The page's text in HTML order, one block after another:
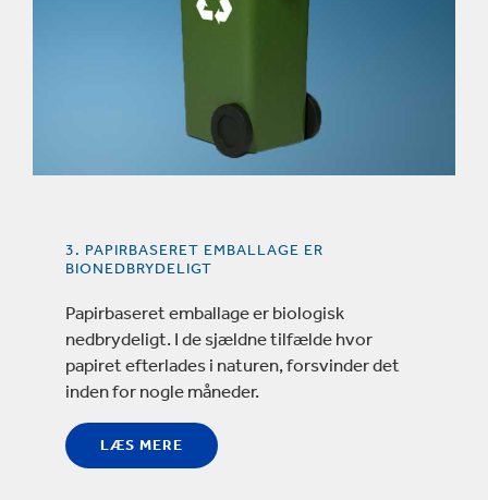
3. PAPIRBASERET EMBALLAGE ER
BIONEDBRYDELIGT
Papirbaseret emballage er biologisk
nedbrydeligt. I de sjældne tilfælde hvor
papiret efterlades i naturen, forsvinder det
inden for nogle måneder.
LÆS MERE